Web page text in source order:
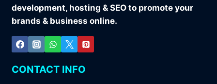
development, hosting & SEO to promote your
brands & business online.
CONTACT INFO